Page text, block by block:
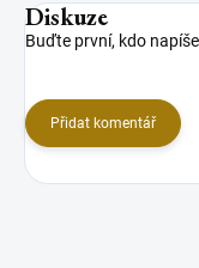
Diskuze
Buďte první, kdo
Přidat komentář